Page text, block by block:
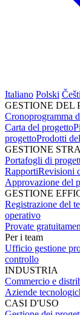
Italiano Polski
GESTIONE DEL
Cronoprogramma
Carta del progetto
progettoProdotti
GESTIONE
Portafogli di
RapportiRevisioni
Approvazione del
GESTIONE
Registrazione del
operativo
Provate
Per i team
Ufficio gestione
controllo
INDUSTRIA
Commercio e
Aziende
CASI D'USO